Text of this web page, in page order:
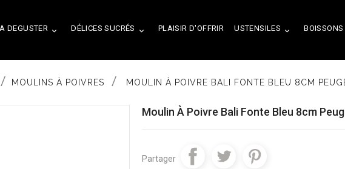

A DEGUSTER 
DÉLICES SUCRÉS PLAISIR D'OFFRIR 
USTENSILES BOISSONS
MOULINS À POIVRES MOULIN À POIVRE BALI FONTE BLEU 8CM
Moulin À Poivre Bali Fonte Bleu 8cm
Partager